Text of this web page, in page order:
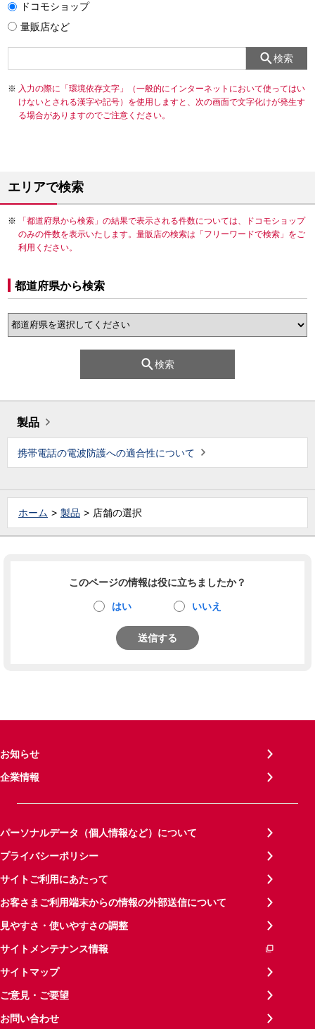
ドコモショップ
量販店など
検索
入力の際に「環境依存文字」（一般的にインターネットにおいて使ってはい
けないとされる漢字や記号）を使用しますと、次の画面で文字化けが発生す
る場合がありますのでご注意ください。
エリアで検索
「都道府県から検索」の結果で表示される件数については、ドコモショップ
のみの件数を表示いたします。量販店の検索は「フリーワードで検索」をご
利用ください。
都道府県から検索
検索
製品
携帯電話の電波防護への適合性について
ホーム 製品 店舗の選択
このページの情報は役に立ちましたか？
はい いいえ
送信する
お知らせ
企業情報
パーソナルデータ（個人情報など）について
プライバシーポリシー
サイトご利用にあたって
お客さまご利用端末からの情報の外部送信について
見やすさ・使いやすさの調整
サイトメンテナンス情報
サイトマップ
ご意見・ご要望
お問い合わせ